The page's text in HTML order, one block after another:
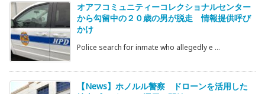
オアフコミュニティーコレクショナルセンター
から勾留中の２０歳の男が脱走 情報提供呼び
かけ
Police search for inmate who allegedly e ...
【News】ホノルル警察 ドローンを活用した